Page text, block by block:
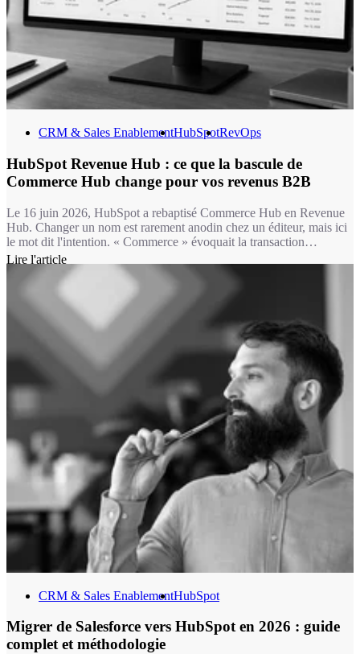
CRM & Sales EnablementHubSpotRevOps
HubSpot Revenue Hub : ce que la bascule de
Commerce Hub change pour vos revenus B2B
Le 16 juin 2026, HubSpot a rebaptisé Commerce Hub en Revenue
Hub. Changer un nom est rarement anodin chez un éditeur, mais ici
le mot dit l'intention. « Commerce » évoquait la transaction
ponctuelle : un lien de paiement, une facture isolée. « Revenue »
désigne un flux continu, celui d'entreprises B2B qui renouvellent,
nos clients vivent dans ce second monde, pas dans le premier.
Lire l'article
CRM & Sales EnablementHubSpot
Migrer de Salesforce vers HubSpot en 2026 : guide
complet et méthodologie